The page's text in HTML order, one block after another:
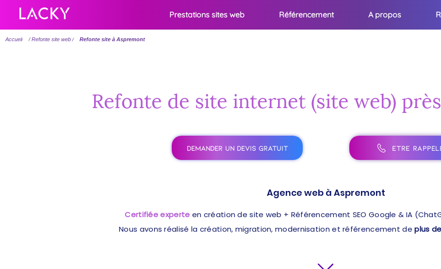
Prestations sites web Référencement A propos
Accueil / Refonte site web / Refonte site à Aspremont
Refonte de site internet (site web)
DEMANDER UN DEVIS GRATUIT ÊTRE
Agence web à Aspremont
Certifiée experte en création de site web + Référencement SEO Google & IA
Nous avons réalisé la création, migration, modernisation et référencement de plus